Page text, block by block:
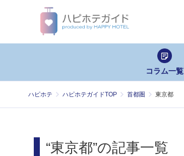
コラム一覧
ハピホテ ハピホテガイドTOP 首都圏 東京都
“東京都”の記事一覧